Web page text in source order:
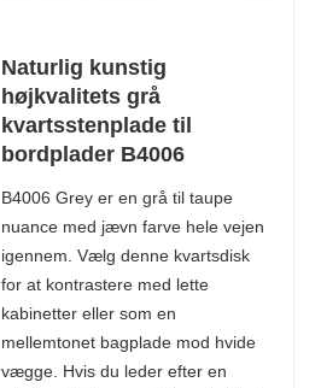
Naturlig kunstig
højkvalitets grå
kvartsstenplade til
bordplader B4006
B4006 Grey er en grå til taupe
nuance med jævn farve hele vejen
igennem. Vælg denne kvartsdisk
for at kontrastere med lette
kabinetter eller som en
mellemtonet bagplade mod hvide
vægge. Hvis du leder efter en